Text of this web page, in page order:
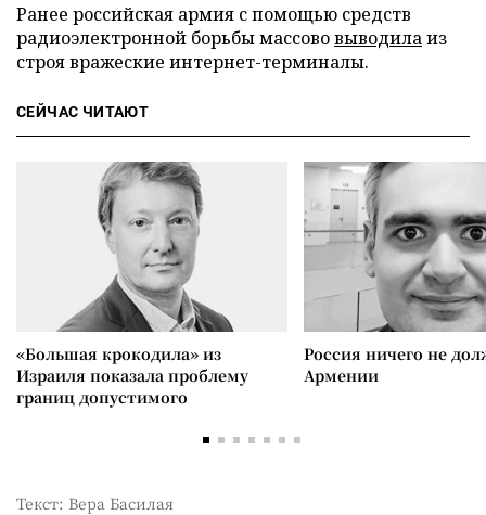
Ранее российская армия с помощью средств
радиоэлектронной борьбы массововыводилаиз
строя вражеские интернет-терминалы.
СЕЙЧАС ЧИТАЮТ
«Большая крокодила» из
Израиля показала проблему
границ допустимого
Россия ничего не
Армении
Текст: Вера Басилая